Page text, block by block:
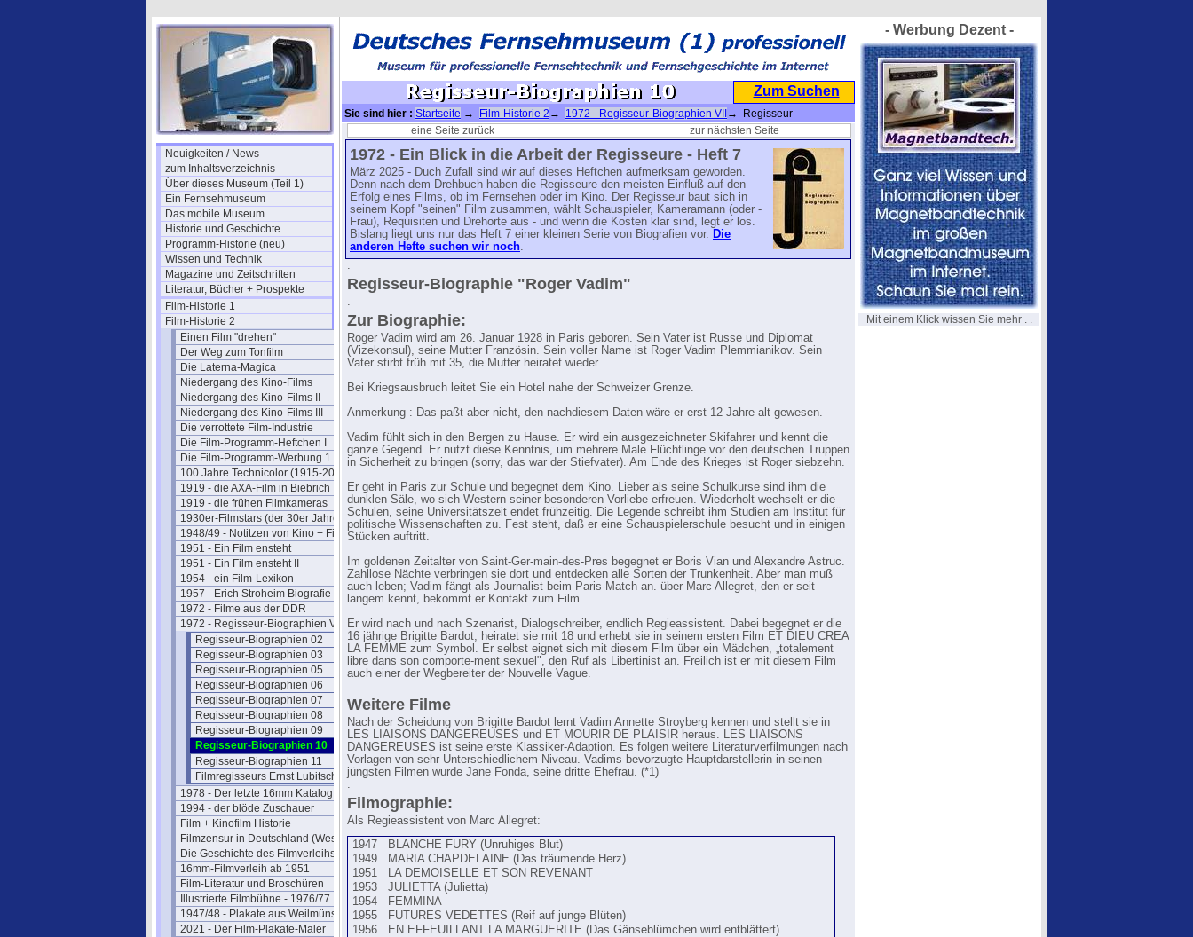
Neuigkeiten / News
zum Inhaltsverzeichnis
Über dieses Museum (Teil 1)
Ein Fernsehmuseum
Das mobile Museum
Historie und Geschichte
Programm-Historie (neu)
Wissen und Technik
Magazine und Zeitschriften
Literatur, Bücher + Prospekte
Film-Historie 1
Film-Historie 2
Einen Film "drehen"
Der Weg zum Tonfilm
Die Laterna-Magica
Niedergang des Kino-Films
Niedergang des Kino-Films II
Niedergang des Kino-Films III
Die verrottete Film-Industrie
Die Film-Programm-Heftchen I
Die Film-Programm-Werbung 1
100 Jahre Technicolor (1915-2015)
1919 - die AXA-Film in Biebrich
1919 - die frühen Filmkameras
1930er-Filmstars (der 30er Jahre)
1948/49 - Notitzen von Kino + Film
1951 - Ein Film ensteht
1951 - Ein Film ensteht II
1954 - ein Film-Lexikon
1957 - Erich Stroheim Biografie
1972 - Filme aus der DDR
1972 - Regisseur-Biographien VII
Regisseur-Biographien 02
Regisseur-Biographien 03
Regisseur-Biographien 05
Regisseur-Biographien 06
Regisseur-Biographien 07
Regisseur-Biographien 08
Regisseur-Biographien 09
Regisseur-Biographien 10
Regisseur-Biographien 11
Filmregisseurs Ernst Lubitsch 100
1978 - Der letzte 16mm Katalog
1994 - der blöde Zuschauer
Film + Kinofilm Historie
Filmzensur in Deutschland (West)
Die Geschichte des Filmverleihs
16mm-Filmverleih ab 1951
Film-Literatur und Broschüren
Illustrierte Filmbühne - 1976/77
1947/48 - Plakate aus Weilmünster
2021 - Der Film-Plakate-Maler
Zum Suchen
Sie sind hier : Startseite → Film-Historie 2 → 1972 - Regisseur-Biographien VII → Regisseur-
Biographien 10eine Seite zurück zur nächsten Seite
1972 - Ein Blick in die Arbeit der Regisseure - Heft 7
März 2025 - Duch Zufall sind wir auf dieses Heftchen aufmerksam geworden.
Denn nach dem Drehbuch haben die Regisseure den meisten Einfluß auf den
Erfolg eines Films, ob im Fernsehen oder im Kino. Der Regisseur baut sich in
seinem Kopf "seinen" Film zusammen, wählt Schauspieler, Kameramann (oder -
Frau), Requisiten und Drehorte aus - und wenn die Kosten klar sind, legt er los.
Bislang liegt uns nur das Heft 7 einer kleinen Serie von Biografien vor. Die
anderen Hefte suchen wir noch.
.
Regisseur-Biographie "Roger Vadim"
.
Zur Biographie:
Roger Vadim wird am 26. Januar 1928 in Paris geboren. Sein Vater ist Russe und Diplomat
(Vizekonsul), seine Mutter Französin. Sein voller Name ist Roger Vadim Plemmianikov. Sein
Vater stirbt früh mit 35, die Mutter heiratet wieder.
Bei Kriegsausbruch leitet Sie ein Hotel nahe der Schweizer Grenze.
Anmerkung : Das paßt aber nicht, den nachdiesem Daten wäre er erst 12 Jahre alt gewesen.
Vadim fühlt sich in den Bergen zu Hause. Er wird ein ausgezeichneter Skifahrer und kennt die
ganze Gegend. Er nutzt diese Kenntnis, um mehrere Male Flüchtlinge vor den deutschen Truppen
in Sicherheit zu bringen (sorry, das war der Stiefvater). Am Ende des Krieges ist Roger siebzehn.
Er geht in Paris zur Schule und begegnet dem Kino. Lieber als seine Schulkurse sind ihm die
dunklen Säle, wo sich Western seiner besonderen Vorliebe erfreuen. Wiederholt wechselt er die
Schulen, seine Universitätszeit endet frühzeitig. Die Legende schreibt ihm Studien am Institut für
politische Wissenschaften zu. Fest steht, daß er eine Schauspielerschule besucht und in einigen
Stücken auftritt.
Im goldenen Zeitalter von Saint-Ger-main-des-Pres begegnet er Boris Vian und Alexandre Astruc.
Zahllose Nächte verbringen sie dort und entdecken alle Sorten der Trunkenheit. Aber man muß
auch leben; Vadim fängt als Journalist beim Paris-Match an. über Marc Allegret, den er seit
langem kennt, bekommt er Kontakt zum Film.
Er wird nach und nach Szenarist, Dialogschreiber, endlich Regieassistent. Dabei begegnet er die
16 jährige Brigitte Bardot, heiratet sie mit 18 und erhebt sie in seinem ersten Film ET DIEU CREA
LA FEMME zum Symbol. Er selbst eignet sich mit diesem Film über ein Mädchen, „totalement
libre dans son comporte-ment sexuel", den Ruf als Libertinist an. Freilich ist er mit diesem Film
auch einer der Wegbereiter der Nouvelle Vague.
.
Weitere Filme
Nach der Scheidung von Brigitte Bardot lernt Vadim Annette Stroyberg kennen und stellt sie in
LES LIAISONS DANGEREUSES und ET MOURIR DE PLAISIR heraus. LES LIAISONS
DANGEREUSES ist seine erste Klassiker-Adaption. Es folgen weitere Literaturverfilmungen nach
Vorlagen von sehr Unterschiedlichem Niveau. Vadims bevorzugte Hauptdarstellerin in seinen
jüngsten Filmen wurde Jane Fonda, seine dritte Ehefrau. (*1)
.
Filmographie:
Als Regieassistent von Marc Allegret:
1947
BLANCHE FURY (Unruhiges Blut)
1949
MARIA CHAPDELAINE (Das träumende Herz)
1951
LA DEMOISELLE ET SON REVENANT
1953
JULIETTA (Julietta)
1954
FEMMINA
1955
FUTURES VEDETTES (Reif auf junge Blüten)
1956
EN EFFEUILLANT LA MARGUERITE (Das Gänseblümchen wird entblättert)
- Werbung Dezent -
Mit einem Klick wissen Sie mehr . .